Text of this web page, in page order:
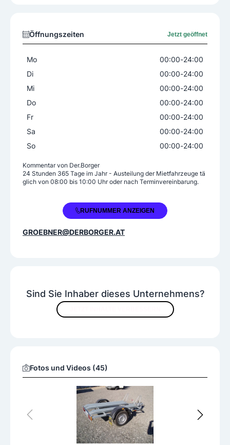
Sind Sie Inhaber dieses Unternehmens?
Fotos und Videos (45)
Öffnungszeiten Jetzt geöffnet
Mo 00:00-24:00
Di
00:00-24:00
Mi
00:00-24:00
Do
00:00-24:00
Fr
00:00-24:00
Sa
00:00-24:00
So
00:00-24:00
Kommentar von Der.Borger
24 Stunden 365 Tage im Jahr - Austeilung der Mietfahrzeuge tä
glich von 08:00 bis 10:00 Uhr oder nach Terminvereinbarung.
+43 650 3324330RUFNUMMER ANZEIGEN
GROEBNER@DERBORGER.AT